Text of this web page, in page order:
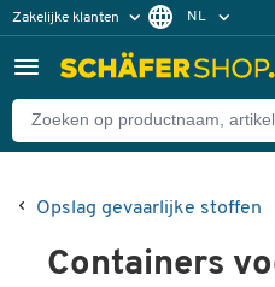
Zakelijke klanten
Particuliere klanten
NL
Opslag gevaarlijke stoffen
Containers